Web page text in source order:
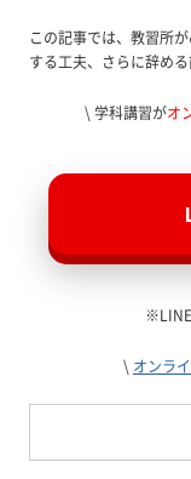
この記事では、教習所
する工夫、さらに辞め
\ 学科講習がオ
※LINE
\ オンラ